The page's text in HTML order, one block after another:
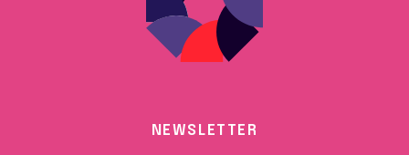
NEWSLETTER